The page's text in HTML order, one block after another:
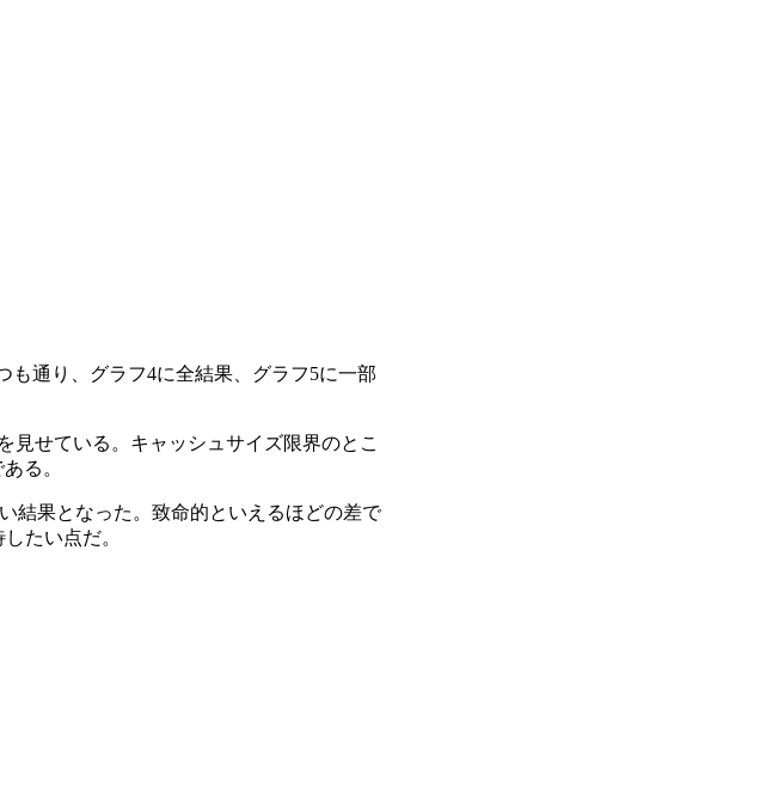
も通り、グラフ4に全結果、グラフ5に一部
せている。キャッシュサイズ限界のとこ
る。
結果となった。致命的といえるほどの差で
たい点だ。